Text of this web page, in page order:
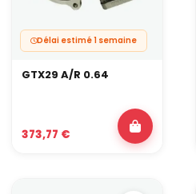
Délai estimé 1 semaine
GTX29 A/R 0.64
373,77 €